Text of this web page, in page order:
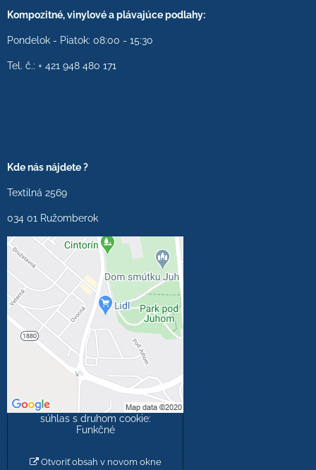
Kompozitné, vinylové a plávajúce podlahy:
Pondelok - Piatok: 08:00 - 15:30
Tel. č.: + 421 948 480 171
Kde nás nájdete ?
Textilná 2569
034 01 Ružomberok
Externý obsah je
blokovaný Voľbami
súkromia
Prajete si načítať externý
obsah?
Povoliť tentokrát
Povoliť a zapamätať -
súhlas s druhom cookie:
Funkčné
Otvoriť obsah v novom okne